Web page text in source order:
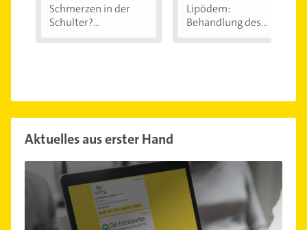
Schmerzen in der
Schulter?
Lipödem:
Behandlung des
Aktuelles aus erster Hand